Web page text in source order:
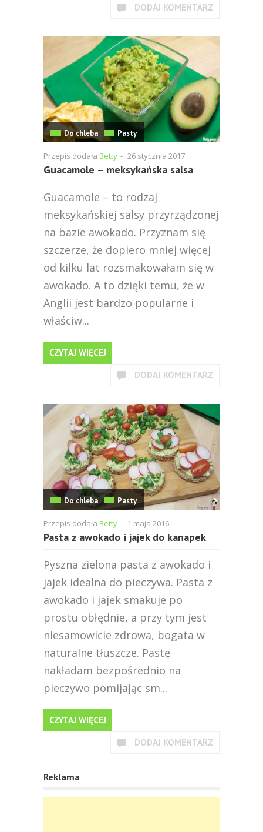
DODAJ KOMENTARZ
Do chleba Pasty
Przepis dodała Betty - 26 stycznia 2017
Guacamole – meksykańska salsa
Guacamole – to rodzaj
meksykańskiej salsy przyrządzonej
na bazie awokado. Przyznam się
szczerze, że dopiero mniej więcej
od kilku lat rozsmakowałam się w
awokado. A to dzięki temu, że w
Anglii jest bardzo popularne i
właściw...
CZYTAJ WIĘCEJ
DODAJ KOMENTARZ
Do chleba Pasty
Przepis dodała Betty - 1 maja 2016
Pasta z awokado i jajek do kanapek
Pyszna zielona pasta z awokado i
jajek idealna do pieczywa. Pasta z
awokado i jajek smakuje po
prostu obłędnie, a przy tym jest
niesamowicie zdrowa, bogata w
naturalne tłuszcze. Pastę
nakładam bezpośrednio na
pieczywo pomijając sm...
CZYTAJ WIĘCEJ
DODAJ KOMENTARZ
Reklama